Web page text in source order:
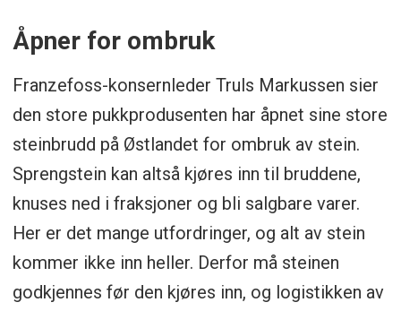
Åpner for ombruk
Franzefoss-konsernleder Truls Markussen sier
den store pukkprodusenten har åpnet sine store
steinbrudd på Østlandet for ombruk av stein.
Sprengstein kan altså kjøres inn til bruddene,
knuses ned i fraksjoner og bli salgbare varer.
Her er det mange utfordringer, og alt av stein
kommer ikke inn heller. Derfor må steinen
godkjennes før den kjøres inn, og logistikken av